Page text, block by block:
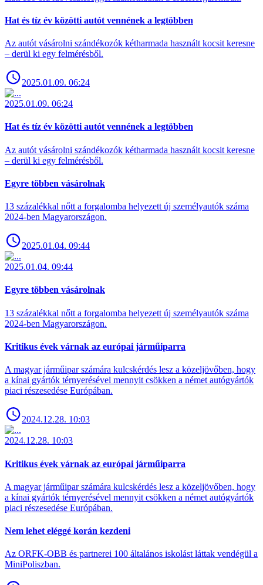
Hat és tíz év közötti autót vennének a legtöbben
Az autót vásárolni szándékozók kétharmada használt kocsit keresne
– derül ki egy felmérésből.
2025.01.09. 06:24
2025.01.09. 06:24
Hat és tíz év közötti autót vennének a legtöbben
Az autót vásárolni szándékozók kétharmada használt kocsit keresne
– derül ki egy felmérésből.
Egyre többen vásárolnak
13 százalékkal nőtt a forgalomba helyezett új személyautók száma
2024-ben Magyarországon.
2025.01.04. 09:44
2025.01.04. 09:44
Egyre többen vásárolnak
13 százalékkal nőtt a forgalomba helyezett új személyautók száma
2024-ben Magyarországon.
Kritikus évek várnak az európai járműiparra
A magyar járműipar számára kulcskérdés lesz a közeljövőben, hogy
a kínai gyártók térnyerésével mennyit csökken a német autógyártók
piaci részesedése Európában.
2024.12.28. 10:03
2024.12.28. 10:03
Kritikus évek várnak az európai járműiparra
A magyar járműipar számára kulcskérdés lesz a közeljövőben, hogy
a kínai gyártók térnyerésével mennyit csökken a német autógyártók
piaci részesedése Európában.
Nem lehet eléggé korán kezdeni
Az ORFK-OBB és partnerei 100 általános iskolást láttak vendégül a
MiniPoliszban.